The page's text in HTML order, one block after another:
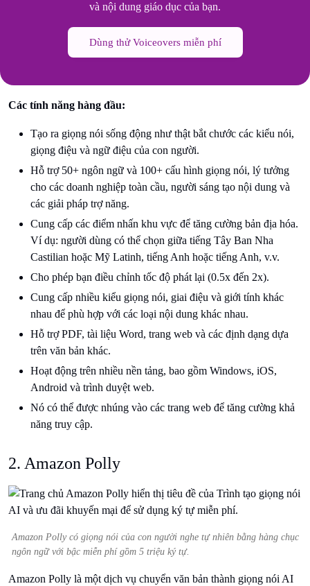
và nội dung giáo dục của bạn.
Dùng thử Voiceovers miễn phí
Các tính năng hàng đầu:
Tạo ra giọng nói sống động như thật bắt chước các kiểu nói,
giọng điệu và ngữ điệu của con người.
Hỗ trợ 50+ ngôn ngữ và 100+ cấu hình giọng nói, lý tưởng
cho các doanh nghiệp toàn cầu, người sáng tạo nội dung và
các giải pháp trợ năng.
Cung cấp các điểm nhấn khu vực để tăng cường bản địa hóa.
Ví dụ: người dùng có thể chọn giữa tiếng Tây Ban Nha
Castilian hoặc Mỹ Latinh, tiếng Anh hoặc tiếng Anh, v.v.
Cho phép bạn điều chỉnh tốc độ phát lại (0.5x đến 2x).
Cung cấp nhiều kiểu giọng nói, giai điệu và giới tính khác
nhau để phù hợp với các loại nội dung khác nhau.
Hỗ trợ PDF, tài liệu Word, trang web và các định dạng dựa
trên văn bản khác.
Hoạt động trên nhiều nền tảng, bao gồm Windows, iOS,
Android và trình duyệt web.
Nó có thể được nhúng vào các trang web để tăng cường khả
năng truy cập.
2. Amazon Polly
Amazon Polly có giọng nói của con người nghe tự nhiên bằng hàng chục
ngôn ngữ với bậc miễn phí gồm 5 triệu ký tự.
Amazon Polly là một dịch vụ chuyển văn bản thành giọng nói AI